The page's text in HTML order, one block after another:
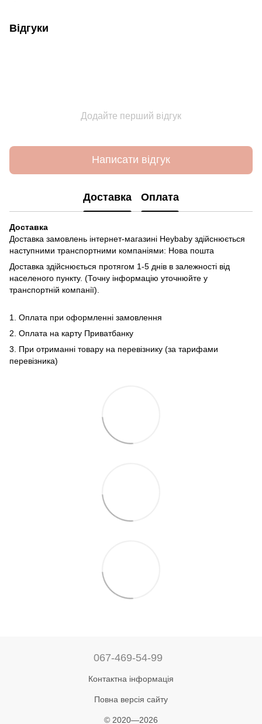
Відгуки
Додайте перший відгук
Написати відгук
Доставка Оплата
Доставка
Доставка замовлень інтернет-магазині Heybaby здійснюється
наступними транспортними компаніями: Нова пошта
Доставка здійснюється протягом 1-5 днів в залежності від
населеного пункту. (Точну інформацію уточнюйте у
транспортній компанії).
1. Оплата при оформленні замовлення
2. Оплата на карту Приватбанку
3. При отриманні товару на перевізнику (за тарифами
перевізника)
067-469-54-99
Контактна інформація
Повна версія сайту
© 2020—2026